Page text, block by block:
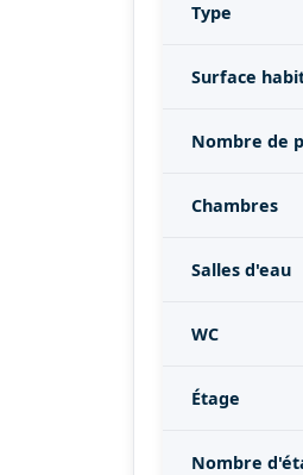
Type
Surface
Nombre de
Chambres
Salles d'eau
WC
Étage
Nombre